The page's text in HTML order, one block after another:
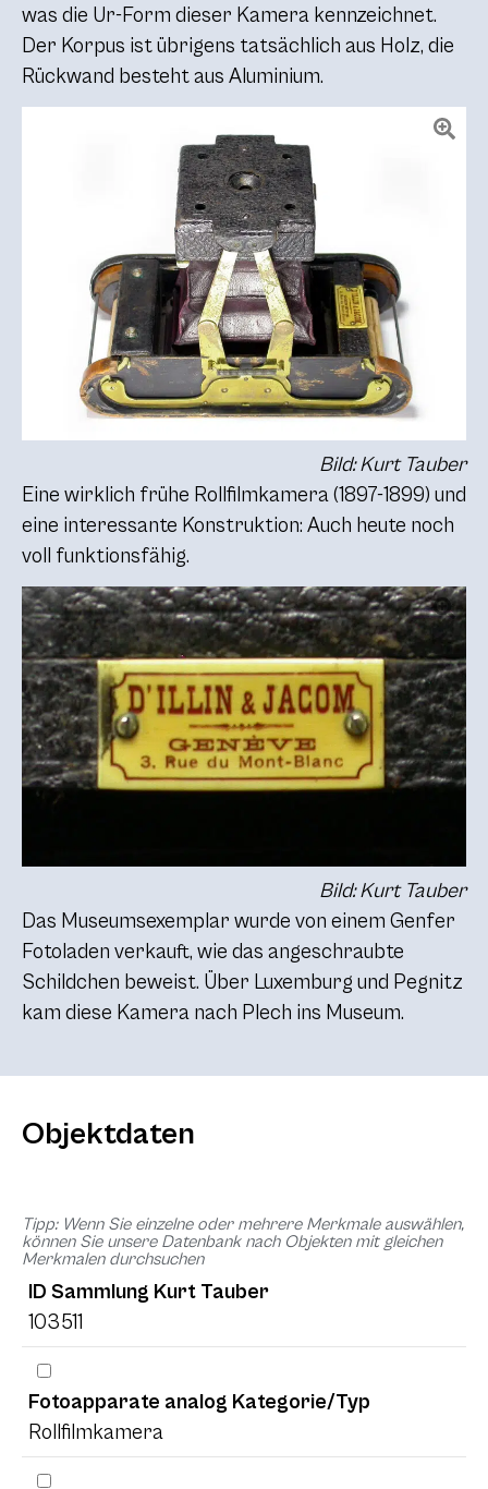
was die Ur-Form dieser Kamera kennzeichnet.
Der Korpus ist übrigens tatsächlich aus Holz, die
Rückwand besteht aus Aluminium.
Bild: Kurt Tauber
Eine wirklich frühe Rollfilmkamera (1897-1899) und
eine interessante Konstruktion: Auch heute noch
voll funktionsfähig.
Bild: Kurt Tauber
Das Museumsexemplar wurde von einem Genfer
Fotoladen verkauft, wie das angeschraubte
Schildchen beweist. Über Luxemburg und Pegnitz
kam diese Kamera nach Plech ins Museum.
Objektdaten
Tipp: Wenn Sie einzelne oder mehrere Merkmale auswählen,
können Sie unsere Datenbank nach Objekten mit gleichen
Merkmalen durchsuchen
ID Sammlung Kurt Tauber
103511
Fotoapparate analog Kategorie/Typ
Rollfilmkamera